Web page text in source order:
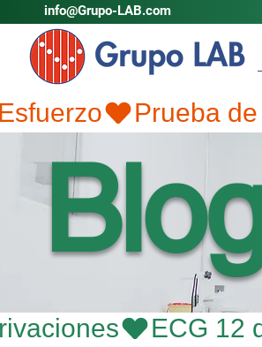
info@Grupo-LAB.com